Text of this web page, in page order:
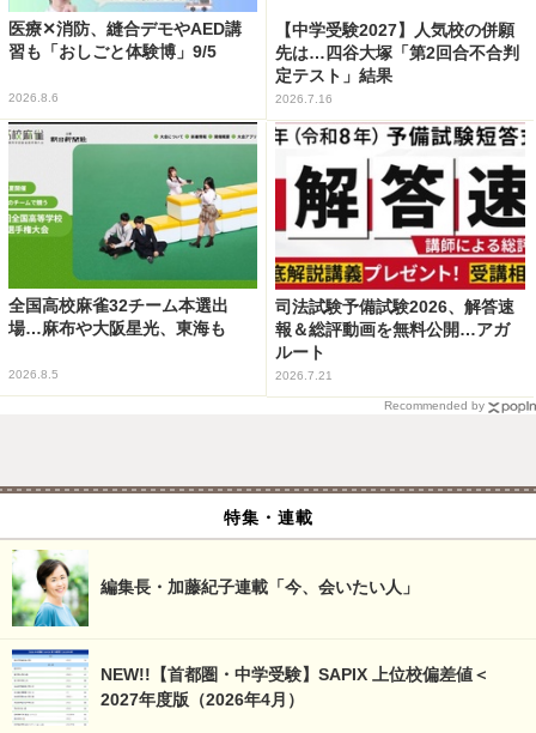
医療✕消防、縫合デモやAED講
習も「おしごと体験博」9/5
2026.8.6
【中学受験2027】人気校の併願
先は…四谷大塚「第2回合不合判
定テスト」結果
2026.7.16
全国高校麻雀32チーム本選出
場…麻布や大阪星光、東海も
2026.8.5
司法試験予備試験2026、解答速
報＆総評動画を無料公開…アガ
ルート
2026.7.21
Recommended by
特集・連載
編集長・加藤紀子連載「今、会いたい人」
NEW!!【首都圏・中学受験】SAPIX 上位校偏差値＜
2027年度版（2026年4月）